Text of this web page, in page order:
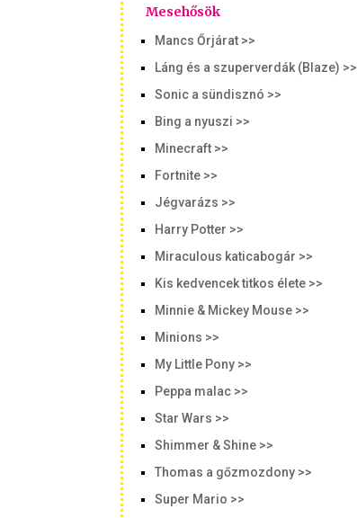
Mesehősök
Mancs Őrjárat >>
Láng és a szuperverdák (Blaze) >>
Sonic a sündisznó >>
Bing a nyuszi >>
Minecraft >>
Fortnite >>
Jégvarázs >>
Harry Potter >>
Miraculous katicabogár >>
Kis kedvencek titkos élete >>
Minnie & Mickey Mouse >>
Minions >>
My Little Pony >>
Peppa malac >>
Star Wars >>
Shimmer & Shine >>
Thomas a gőzmozdony >>
Super Mario >>